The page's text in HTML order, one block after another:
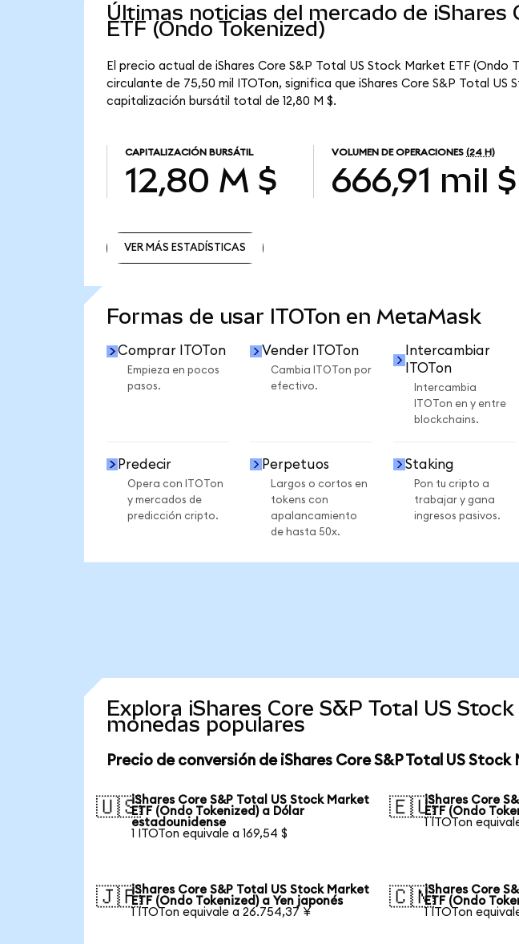
Últimas noticias del mercado de iShares
ETF (Ondo Tokenized)
El precio actual de iShares Core S&P Total US Stock Market ETF (Ondo
circulante de 75,50 mil ITOTon, significa que iShares Core S&P Total US
capitalización bursátil total de 12,80 M $.
CAPITALIZACIÓN BURSÁTIL
12,80 M $
VOLUMEN DE OPERACIONES (24 H)
666,91 mil $
VER MÁS ESTADÍSTICAS
Formas de usar ITOTon en MetaMask
Comprar ITOTon
Empieza en pocos
pasos.
Vender ITOTon
Cambia ITOTon por
efectivo.
Intercambiar
ITOTon
Intercambia
ITOTon en y entre
blockchains.
Predecir
Opera con ITOTon
y mercados de
predicción cripto.
Perpetuos
Largos o cortos en
tokens con
apalancamiento
de hasta 50x.
Staking
Pon tu cripto a
trabajar y gana
ingresos pasivos.
Explora iShares Core S&P Total US
monedas populares
Precio de conversión de iShares Core S&P Total US Stock
🇺🇸iShares Core S&P Total US Stock Market
ETF (Ondo Tokenized) a Dólar
estadounidense
1 ITOTon equivale a 169,54 $
🇪🇺iShares Core
ETF (Ondo
1 ITOTon
🇯🇵iShares Core S&P Total US Stock Market
ETF (Ondo Tokenized) a Yen japonés
1 ITOTon equivale a 26.754,37 ¥
🇨🇳iShares Core
ETF (Ondo
1 ITOTon